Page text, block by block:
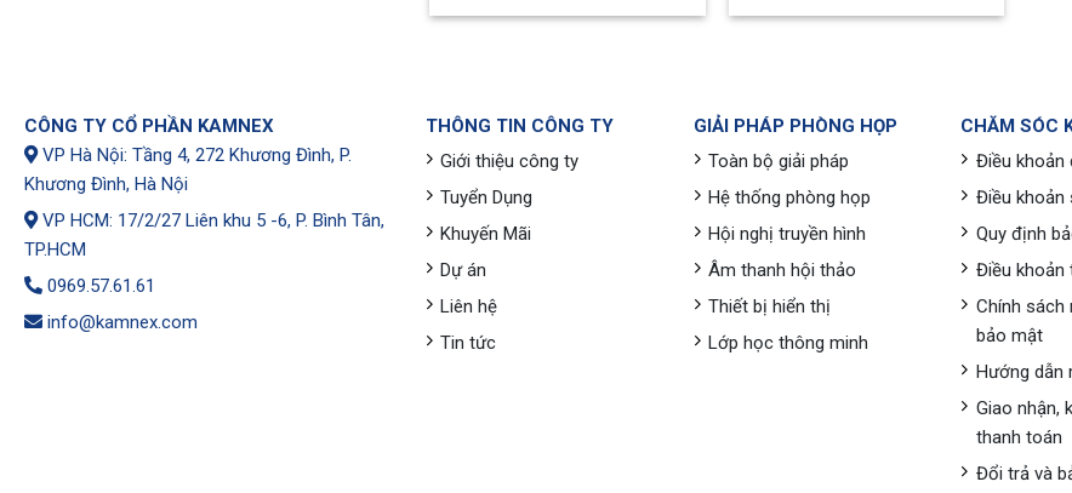
CÔNG TY CỔ PHẦN KAMNEX
VP Hà Nội: Tầng 4, 272 Khương Đình, P.
Khương Đình, Hà Nội
VP HCM: 17/2/27 Liên khu 5 -6, P. Bình Tân,
TP.HCM
0969.57.61.61
info@kamnex.com
THÔNG TIN CÔNG TY
Giới thiệu công ty
Tuyển Dụng
Khuyến Mãi
Dự án
Liên hệ
Tin tức
GIẢI PHÁP PHÒNG HỌP
Toàn bộ giải pháp
Hệ thống phòng họp
Hội nghị truyền hình
Âm thanh hội thảo
Thiết bị hiển thị
Lớp học thông minh
CHĂM SÓC
Điều khoản
Điều khoản
Quy định
Điều khoản
Chính sách
bảo mật
Hướng dẫn
Giao nhận,
thanh toán
Đổi trả và